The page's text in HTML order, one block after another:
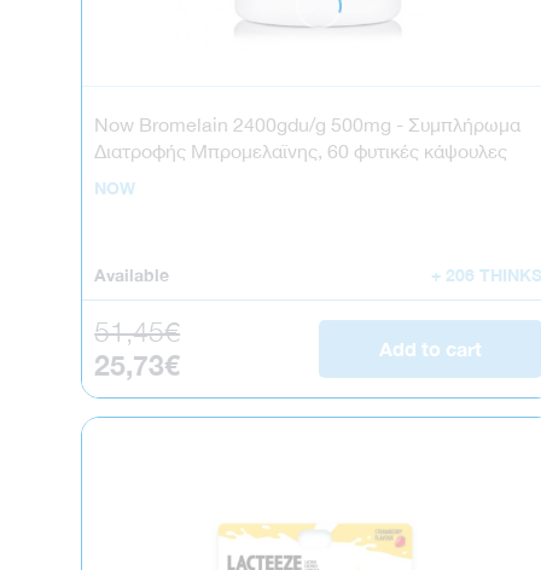
Now Bromelain 2400gdu/g 500mg - Συμπλήρωμα
Διατροφής Μπρομελαϊνης, 60 φυτικές κάψουλες
NOW
Available + 206 THINKS
Regular price
51,45€
Sale price
25,73€
Add to cart